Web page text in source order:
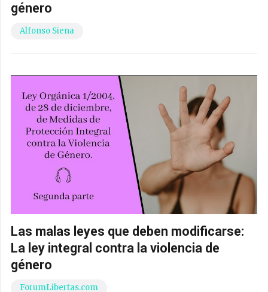
género
Alfonso Siena
Las malas leyes que deben modificarse:
La ley integral contra la violencia de
género
ForumLibertas.com